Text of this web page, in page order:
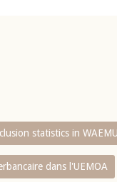
statistics in WAEMU
dans l'UEMOA